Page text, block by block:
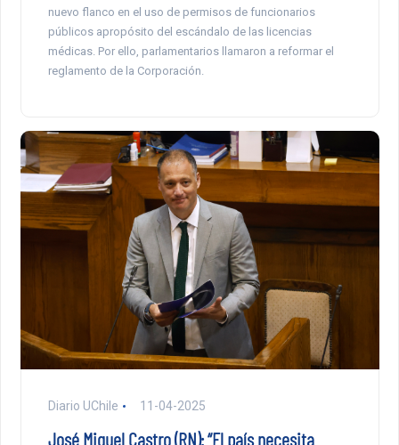
nuevo flanco en el uso de permisos de funcionarios
públicos apropósito del escándalo de las licencias
médicas. Por ello, parlamentarios llamaron a reformar el
reglamento de la Corporación.
Diario UChile 11-04-2025
José Miguel Castro (RN): “El país necesita